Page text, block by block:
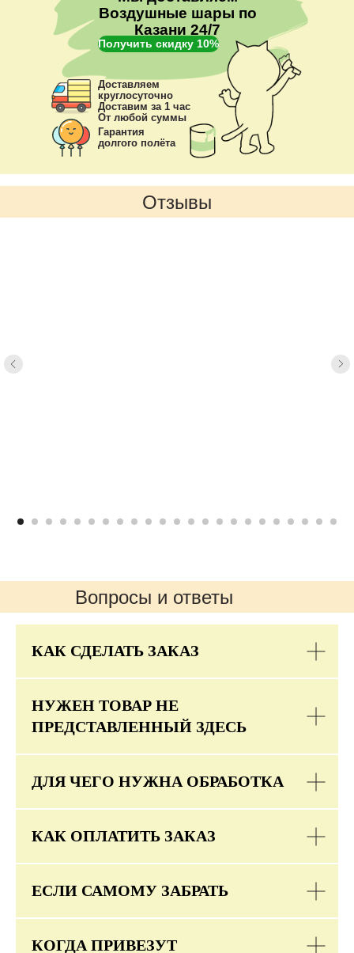
Воздушные шары по
Казани 24/7
Получить скидку 10%
Доставляем
круглосуточно
Доставим за 1 час
От любой суммы
Гарантия
долгого полёта
Отзывы
Вопросы и ответы
КАК СДЕЛАТЬ ЗАКАЗ
НУЖЕН ТОВАР НЕ
ПРЕДСТАВЛЕННЫЙ ЗДЕСЬ
ДЛЯ ЧЕГО НУЖНА ОБРАБОТКА
КАК ОПЛАТИТЬ ЗАКАЗ
ЕСЛИ САМОМУ ЗАБРАТЬ
КОГДА ПРИВЕЗУТ